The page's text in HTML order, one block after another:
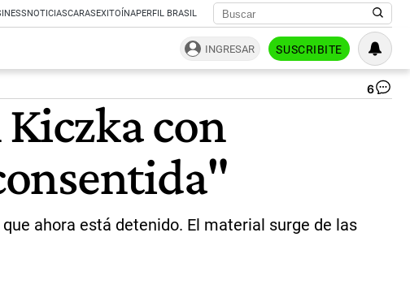
NOTICIASCARASEXITOÍNAPERFIL BRASIL
INGRESAR SUSCRIBITE
6
con
ahora está detenido. El material surge de las